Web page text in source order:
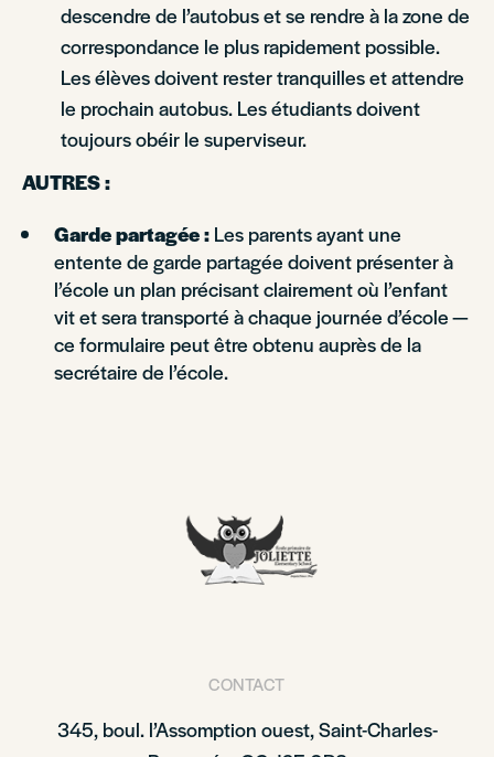
descendre de l’autobus et se rendre à la zone de
correspondance le plus rapidement possible.
Les élèves doivent rester tranquilles et attendre
le prochain autobus. Les étudiants doivent
toujours obéir le superviseur.
AUTRES :
Garde partagée : Les parents ayant une
entente de garde partagée doivent présenter à
l’école un plan précisant clairement où l’enfant
vit et sera transporté à chaque journée d’école —
ce formulaire peut être obtenu auprès de la
secrétaire de l’école.
CONTACT
345, boul. l’Assomption ouest, Saint-Charles-